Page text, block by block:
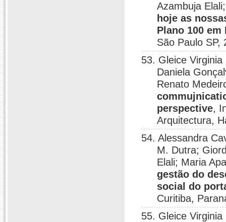
Azambuja
hoje as
Plano 100 em
São Paulo SP,
53. Gleice
Daniela
Renato
perspective,
Arquitectura,
54. Alessandra
M. Dutra;
Elali; Maria
gestão do
social do
Curitiba,
55. Gleice